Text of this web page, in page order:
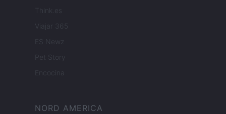
Think.es
Viajar 365
ES Newz
Pet Story
Encocina
NORD AMERICA